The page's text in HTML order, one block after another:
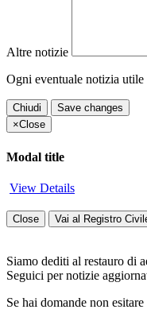
Altre notizie
Ogni eventuale notizia
Chiudi
Save changes
×Close
Modal title
View Details
Close Vai al Registro
Siamo dediti al restauro di
Seguici per notizie
Se hai domande non